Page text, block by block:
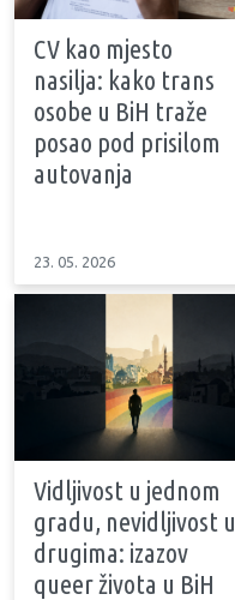
CV kao mjesto
nasilja: kako trans
osobe u BiH traže
posao pod prisilom
autovanja
23. 05. 2026
Vidljivost u jednom
gradu, nevidljivost u
drugima: izazov
queer života u BiH